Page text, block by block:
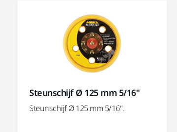
Steunschijf Ø 125 mm 5/16"
Steunschijf Ø 125 mm 5/16".